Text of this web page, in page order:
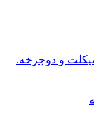
و دوچرخه.